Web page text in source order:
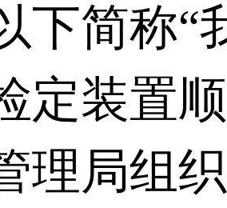
下简称“
定装置
理局组